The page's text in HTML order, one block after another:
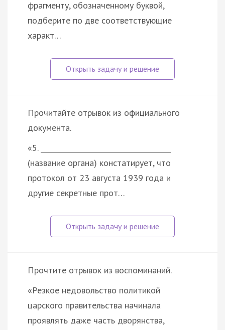
фрагменту, обозначенному буквой,
подберите по две соответствующие
характ…
Прочитайте отрывок из официального
документа.
«5. _____________________________________
(название органа) констатирует, что
протокол от 23 августа 1939 года и
другие секретные прот…
Прочтите отрывок из воспоминаний.
«Резкое недовольство политикой
царского правительства начинала
проявлять даже часть дворянства,